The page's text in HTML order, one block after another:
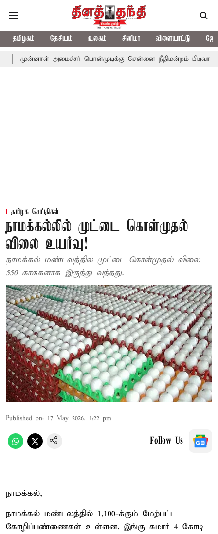
தமிழகம் தேசியம் உலகம் சினிமா விளையாட்டு
அமைச்சர் பொன்முடிக்கு சென்னை நீதிமன்றம் பிடிவாராண்ட்
தமிழக செய்திகள்
நாமக்கல்லில் முட்டை கொள்முதல்
விலை உயர்வு!
நாமக்கல் மண்டலத்தில் முட்டை கொள்முதல் விலை
550 காசுகளாக இருந்து வந்தது.
Published on: 17 May 2026, 1:22 pm
Follow Us
நாமக்கல்,
நாமக்கல் மண்டலத்தில் 1,100-க்கும் மேற்பட்ட
கோழிப்பண்ணைகள் உள்ளன. இங்கு சுமார் 4 கோடி